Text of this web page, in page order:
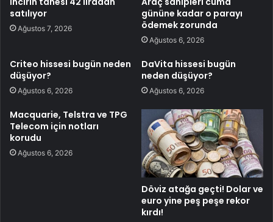
satılıyor
Ağustos 7, 2026
gününe kadar o parayı
ödemek zorunda
Ağustos 6, 2026
Criteo hissesi bugün neden
düşüyor?
Ağustos 6, 2026
DaVita hissesi bugün
neden düşüyor?
Ağustos 6, 2026
Macquarie, Telstra ve TPG
Telecom için notları
korudu
Ağustos 6, 2026
Döviz atağa geçti! Dolar ve
euro yine peş peşe rekor
kırdı!